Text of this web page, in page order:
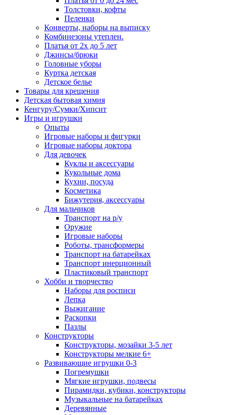
Толстовки, кофты
Пеленки
Конверты, наборы на выписку
Комбинезоны утеплен.
Платья от 2х до 5 лет
Джинсы/брюки
Головные уборы
Куртка детская
Детское белье
Товары для крещения
Детская бытовая химия
Кенгуру/Сумки/Хипсит
Игры и игрушки
Опыты
Игровые наборы и фигурки
Игровые наборы доктора
Для девочек
Куклы и аксессуары
Кукольные дома
Кухни, посуда
Косметика
Бижутерия, аксессуары
Для мальчиков
Транспорт на р/у
Оружие
Игровые наборы
Роботы, трансформеры
Транспорт на батарейках
Транспорт инерционный
Пластиковый транспорт
Хобби и творчество
Наборы для росписи
Лепка
Выжигание
Раскопки
Пазлы
Конструкторы
Конструкторы, мозайки 3-5 лет
Конструкторы мелкие 6+
Развивающие игрушки 0-3
Погремушки
Мягкие игрушки, подвесы
Пирамидки, кубики, конструкторы
Музыкальные на батарейках
Деревянные